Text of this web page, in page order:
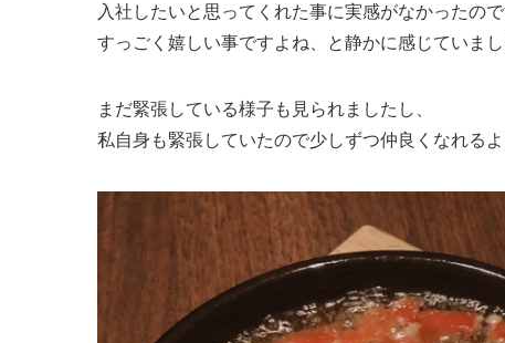
入社したいと思ってくれた事に実感がなかったので
すっごく嬉しい事ですよね、と静かに感じていま
まだ緊張している様子も見られましたし、
私自身も緊張していたので少しずつ仲良くなれるよ